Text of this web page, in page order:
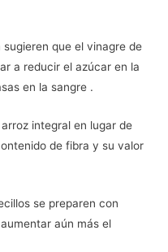
que el vinagre de
a reducir el azúcar en la
en la sangre .
integral en lugar de
de fibra y su valor
se preparen con
aún más el